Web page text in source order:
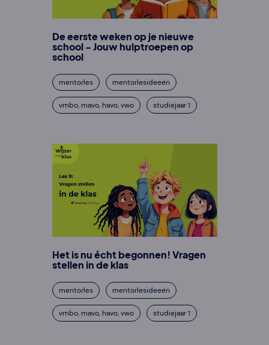
De eerste weken op je nieuwe
school - Jouw hulptroepen op
school
mentorles mentorlesideeën
vmbo, mavo, havo, vwo studiejaar 1
Het is nu écht begonnen! Vragen
stellen in de klas
mentorles mentorlesideeën
vmbo, mavo, havo, vwo studiejaar 1